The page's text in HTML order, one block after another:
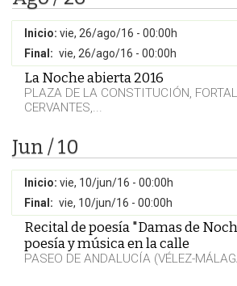
Inicio: vie, 26/ago/16 - 00:00h
Final: vie, 26/ago/16 - 00:00h
La Noche abierta 2016
PLAZA DE LA CONSTITUCIÓN,
CERVANTES,...
Jun / 10
Inicio: vie, 10/jun/16 - 00:00h
Final: vie, 10/jun/16 - 00:00h
Recital de poesía "Damas de
poesía y música en la calle
PASEO DE ANDALUCÍA (VÉLEZ-